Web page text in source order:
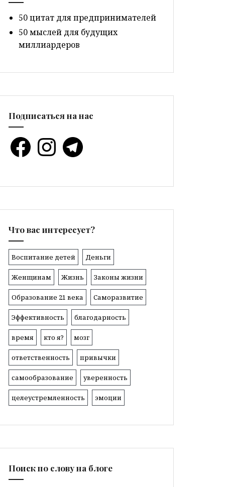
50 цитат для предпринимателей
50 мыслей для будущих
миллиардеров
Подписаться на нас
FacebookInstagramTelegram
Что вас интересует?
Воспитание детей Деньги
Женщинам Жизнь Законы жизни
Образование 21 века Саморазвитие
Эффективность благодарность
время кто я? мозг
ответственность привычки
самообразование уверенность
целеустремленность эмоции
Поиск по слову на блоге